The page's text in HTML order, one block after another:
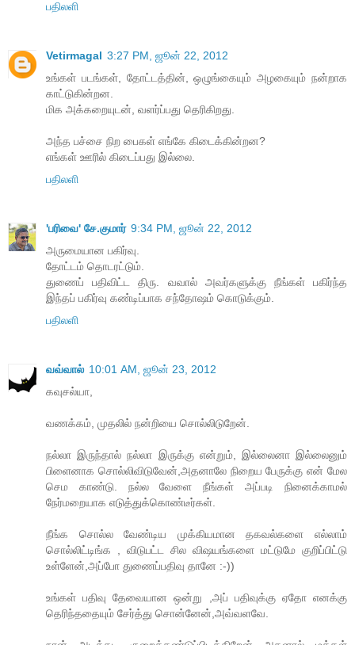
பதிலளி
Vetirmagal 3:27 PM, ஜூன் 22, 2012
உங்கள் படங்கள், தோட்டத்தின், ஒழுங்கையும் அழகையும் நன்றாக
காட்டுகின்றன.
மிக அக்கறையுடன், வளர்ப்பது தெரிகிறது.
அந்த பச்சை நிற பைகள் எங்கே கிடைக்கின்றன?
எங்கள் ஊரில் கிடைப்பது இல்லை.
பதிலளி
'பரிவை' சே.குமார் 9:34 PM, ஜூன் 22, 2012
அருமையான பகிர்வு.
தோட்டம் தொடரட்டும்.
துணைப் பதிவிட்ட திரு. வவால் அவர்களுக்கு நீங்கள் பகிர்ந்த
இந்தப் பகிர்வு கண்டிப்பாக சந்தோஷம் கொடுக்கும்.
பதிலளி
வவ்வால் 10:01 AM, ஜூன் 23, 2012
கவுசல்யா,
வணக்கம், முதலில் நன்றியை சொல்லிடுறேன்.
நல்லா இருந்தால் நல்லா இருக்கு என்றும், இல்லைனா இல்லைனும்
பிளைனாக சொல்லிவிடுவேன்,அதனாலே நிறைய பேருக்கு என் மேல
செம காண்டு. நல்ல வேளை நீங்கள் அப்படி நினைக்காமல்
நேர்மறையாக எடுத்துக்கொண்டீர்கள்.
நீங்க சொல்ல வேண்டிய முக்கியமான தகவல்களை எல்லாம்
சொல்லிட்டிங்க , விடுபட்ட சில விஷயங்களை மட்டுமே குறிப்பிட்டு
உள்ளேன்,அப்போ துணைப்பதிவு தானே :-))
உங்கள் பதிவு தேவையான ஒன்று ,அப் பதிவுக்கு ஏதோ எனக்கு
தெரிந்ததையும் சேர்த்து சொன்னேன்,அவ்வளவே.